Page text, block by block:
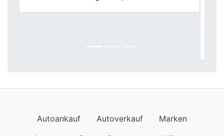
Autoankauf Autoverkauf
Marken